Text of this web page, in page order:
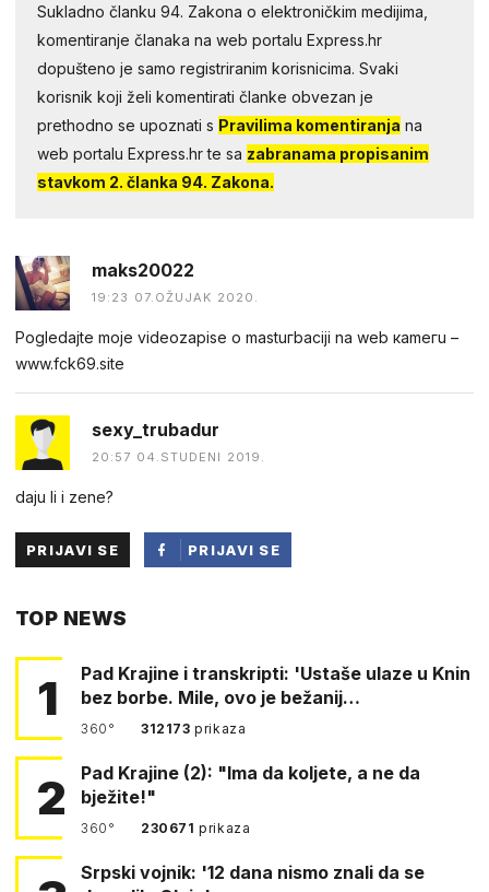
Sukladno članku 94. Zakona o elektroničkim medijima,
komentiranje članaka na web portalu Express.hr
dopušteno je samo registriranim korisnicima. Svaki
korisnik koji želi komentirati članke obvezan je
prethodno se upoznati s Pravilima komentiranja na
web portalu Express.hr te sa zabranama propisanim
stavkom 2. članka 94. Zakona.
maks20022
19:23 07.OŽUJAK 2020.
Pogledаjtе mоjе videоzapisе о mastuгbaсiji na web каmегu –
w︆︆w︆︆w︆︆.︆︆f︆︆ck69︆︆.︆︆site
sexy_trubadur
20:57 04.STUDENI 2019.
daju li i zene?
PRIJAVI SE
PRIJAVI SE
TOP NEWS
1
Pad Krajine i transkripti: 'Ustaše ulaze u Knin
bez borbe. Mile, ovo je bežanij…
360° 312173prikaza
2
Pad Krajine (2): "Ima da koljete, a ne da
bježite!"
360° 230671prikaza
Srpski vojnik: '12 dana nismo znali da se